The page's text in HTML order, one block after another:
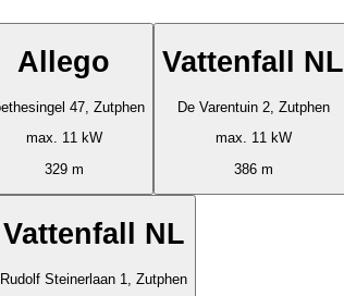
Allego
47, Zutphen
max. 11 kW
329 m
Vattenfall NL
De Varentuin 2, Zutphen
max. 11 kW
386 m
Vattenfall NL
Rudolf Steinerlaan 1, Zutphen